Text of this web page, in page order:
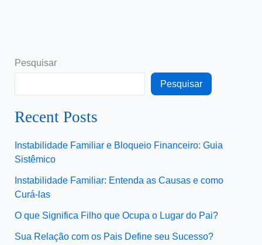
Pesquisar
Pesquisar
Recent Posts
Instabilidade Familiar e Bloqueio Financeiro: Guia
Sistêmico
Instabilidade Familiar: Entenda as Causas e como
Curá-las
O que Significa Filho que Ocupa o Lugar do Pai?
Sua Relação com os Pais Define seu Sucesso?